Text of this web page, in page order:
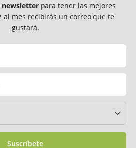
newsletterpara tener las mejores
al mes recibirás un correo que te
gustará.
Suscríbete